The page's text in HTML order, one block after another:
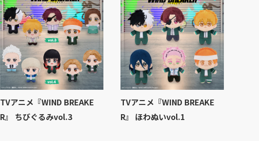
TVアニメ『WIND BREAKE
R』 ちびぐるみvol.3
TVアニメ『WIND BREAKE
R』 ほわぬいvol.1